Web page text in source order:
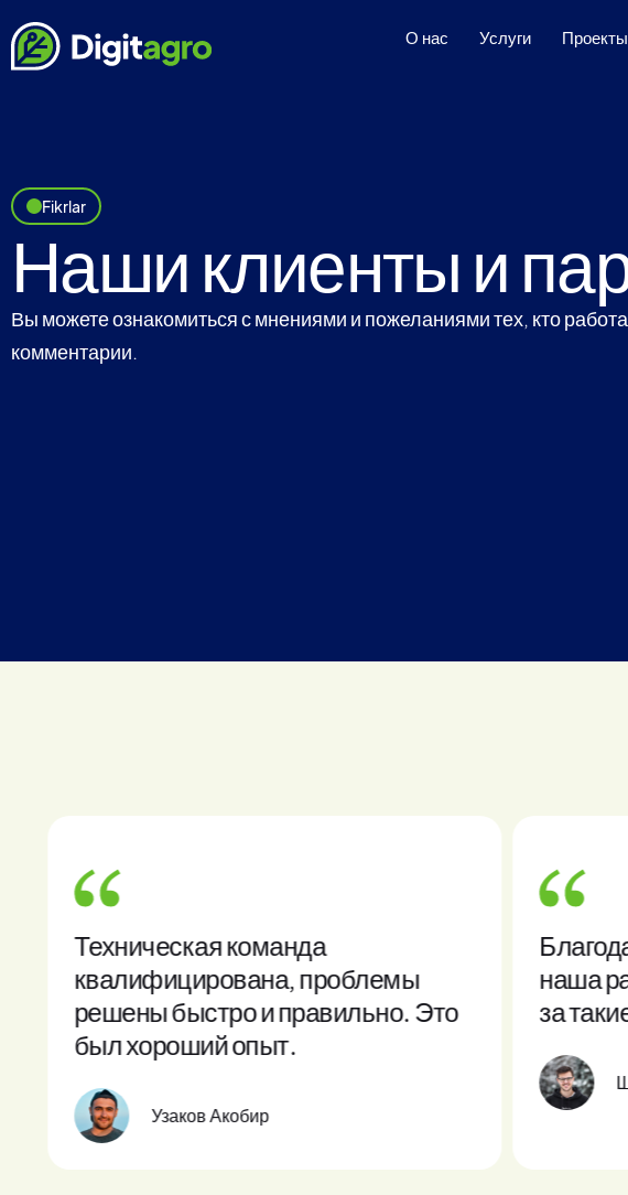
О нас Услуги
Fikrlar
Наши клиенты и
Вы можете ознакомиться с мнениями и пожеланиями тех, кто
комментарии.
Техническая команда
квалифицирована, проблемы
решены быстро и правильно. Это
был хороший опыт.
Узаков Акобир
наша
за